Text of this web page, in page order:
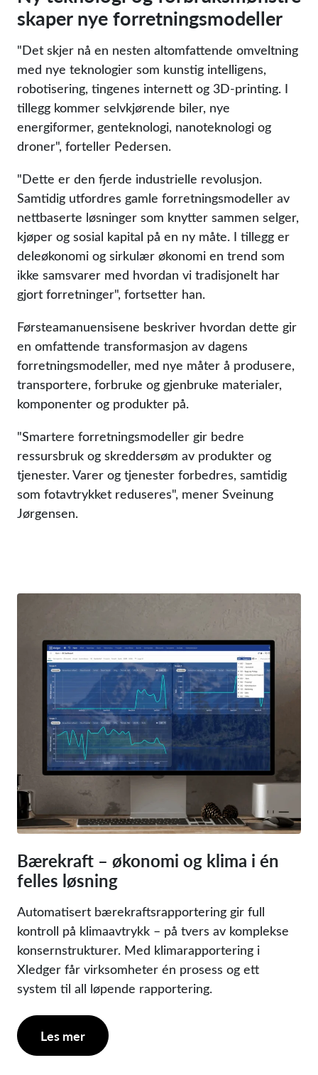
skaper nye forretningsmodeller
Det skjer nå en nesten altomfattende omveltning
med nye teknologier som kunstig intelligens,
robotisering, tingenes internett og 3D-printing. I
tillegg kommer selvkjørende biler, nye
energiformer, genteknologi, nanoteknologi og
droner , forteller Pedersen.
Dette er den fjerde industrielle revolusjon.
Samtidig utfordres gamle forretningsmodeller av
nettbaserte løsninger som knytter sammen selger,
kjøper og sosial kapital på en ny måte. I tillegg er
deleøkonomi og sirkulær økonomi en trend som
ikke samsvarer med hvordan vi tradisjonelt har
gjort forretninger , fortsetter han.
Førsteamanuensisene beskriver hvordan dette gir
en omfattende transformasjon av dagens
forretningsmodeller, med nye måter å produsere,
transportere, forbruke og gjenbruke materialer,
komponenter og produkter på.
Smartere forretningsmodeller gir bedre
ressursbruk og skreddersøm av produkter og
tjenester. Varer og tjenester forbedres, samtidig
som fotavtrykket reduseres , mener Sveinung
Jørgensen.
Bærekraft – økonomi og klima i én
felles løsning
Automatisert bærekraftsrapportering gir full
kontroll på klimaavtrykk – på tvers av komplekse
konsernstrukturer. Med klimarapportering i
Xledger får virksomheter én prosess og ett
system til all løpende rapportering.
Les mer